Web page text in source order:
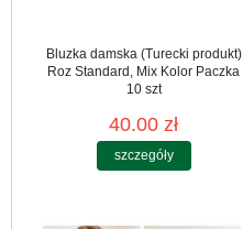
Bluzka damska (Turecki produkt)
Roz Standard, Mix Kolor Paczka
10 szt
40.00 zł
szczegóły